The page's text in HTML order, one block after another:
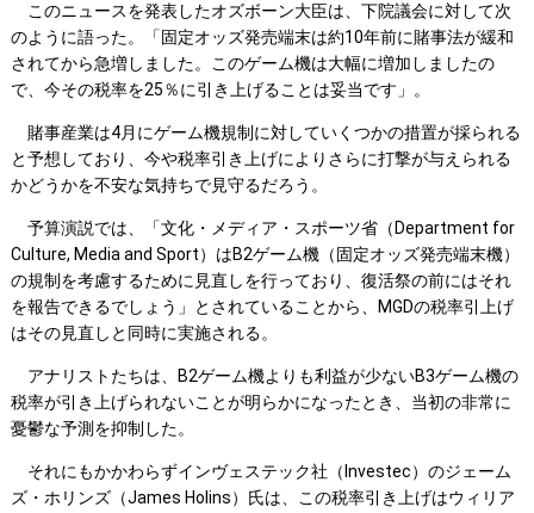
このニュースを発表したオズボーン大臣は、下院議会に対して次
のように語った。「固定オッズ発売端末は約10年前に賭事法が緩和
されてから急増しました。このゲーム機は大幅に増加しましたの
で、今その税率を25％に引き上げることは妥当です」。
賭事産業は4月にゲーム機規制に対していくつかの措置が採られる
と予想しており、今や税率引き上げによりさらに打撃が与えられる
かどうかを不安な気持ちで見守るだろう。
予算演説では、「文化・メディア・スポーツ省（Department for
Culture, Media and Sport）はB2ゲーム機（固定オッズ発売端末機）
の規制を考慮するために見直しを行っており、復活祭の前にはそれ
を報告できるでしょう」とされていることから、MGDの税率引上げ
はその見直しと同時に実施される。
アナリストたちは、B2ゲーム機よりも利益が少ないB3ゲーム機の
税率が引き上げられないことが明らかになったとき、当初の非常に
憂鬱な予測を抑制した。
それにもかかわらずインヴェステック社（Investec）のジェーム
ズ・ホリンズ（James Holins）氏は、この税率引き上げはウィリア